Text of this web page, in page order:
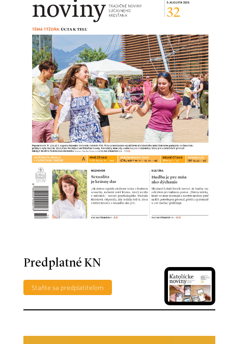
Predplatné KN
Staňte sa predplatiteľom